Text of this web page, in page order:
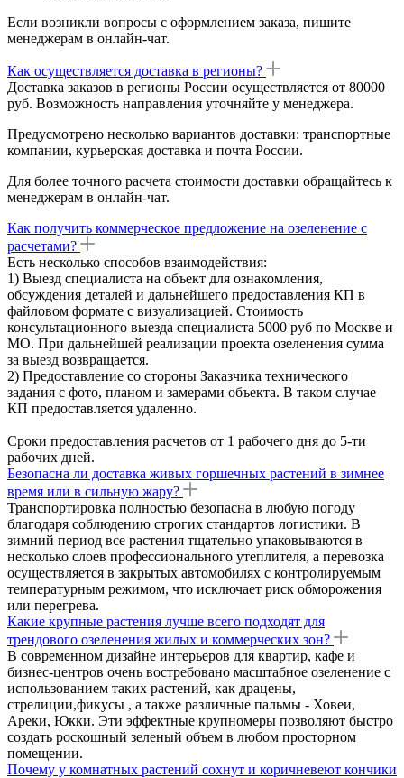
Если возникли вопросы с оформлением заказа, пишите
менеджерам в онлайн-чат.
Как осуществляется доставка в регионы?
Доставка заказов в регионы России осуществляется от 80000
руб. Возможность направления уточняйте у менеджера.
Предусмотрено несколько вариантов доставки: транспортные
компании, курьерская доставка и почта России.
Для более точного расчета стоимости доставки обращайтесь к
менеджерам в онлайн-чат.
Как получить коммерческое предложение на озеленение с
расчетами?
Есть несколько способов взаимодействия:
1) Выезд специалиста на объект для ознакомления,
обсуждения деталей и дальнейшего предоставления КП в
файловом формате с визуализацией. Стоимость
консультационного выезда специалиста 5000 руб по Москве и
МО. При дальнейшей реализации проекта озеленения сумма
за выезд возвращается.
2) Предоставление со стороны Заказчика технического
задания с фото, планом и замерами объекта. В таком случае
КП предоставляется удаленно.
Сроки предоставления расчетов от 1 рабочего дня до 5-ти
рабочих дней.
Безопасна ли доставка живых горшечных растений в зимнее
время или в сильную жару?
Транспортировка полностью безопасна в любую погоду
благодаря соблюдению строгих стандартов логистики. В
зимний период все растения тщательно упаковываются в
несколько слоев профессионального утеплителя, а перевозка
осуществляется в закрытых автомобилях с контролируемым
температурным режимом, что исключает риск обморожения
или перегрева.
Какие крупные растения лучше всего подходят для
трендового озеленения жилых и коммерческих зон?
В современном дизайне интерьеров для квартир, кафе и
бизнес-центров очень востребовано масштабное озеленение с
использованием таких растений, как драцены,
стрелиции,фикусы , а также различные пальмы - Ховеи,
Ареки, Юкки. Эти эффектные крупномеры позволяют быстро
создать роскошный зеленый объем в любом просторном
помещении.
Почему у комнатных растений сохнут и коричневеют кончики